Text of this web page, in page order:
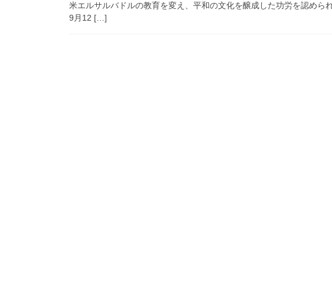
米エルサルバドルの教育を変え、平和の文化を醸成した功労を認めら
9月12 […]